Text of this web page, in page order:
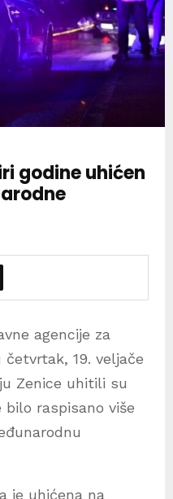
godine uhićen
agencije za
19. veljače
Zenice uhitili su
bilo raspisano više
je uhićena na